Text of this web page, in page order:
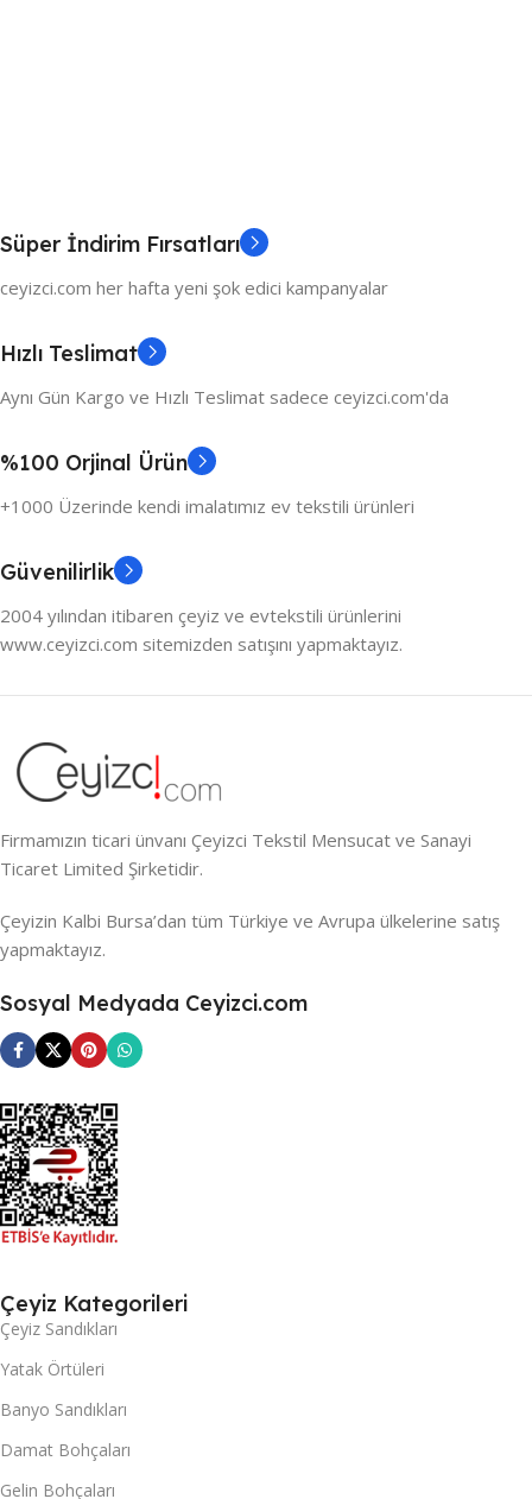
Süper İndirim Fırsatları
ceyizci.com her hafta yeni şok edici kampanyalar
Hızlı Teslimat
Aynı Gün Kargo ve Hızlı Teslimat sadece ceyizci.com'da
%100 Orjinal Ürün
+1000 Üzerinde kendi imalatımız ev tekstili ürünleri
Güvenilirlik
2004 yılından itibaren çeyiz ve evtekstili ürünlerini
www.ceyizci.com sitemizden satışını yapmaktayız.
Firmamızın ticari ünvanı Çeyizci Tekstil Mensucat ve Sanayi
Ticaret Limited Şirketidir.
Çeyizin Kalbi Bursa’dan tüm Türkiye ve Avrupa ülkelerine satış
yapmaktayız.
Sosyal Medyada Ceyizci.com
Çeyiz Kategorileri
Çeyiz Sandıkları
Yatak Örtüleri
Banyo Sandıkları
Damat Bohçaları
Gelin Bohçaları